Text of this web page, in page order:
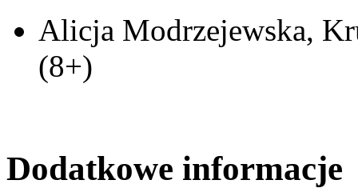
Alicja Modrzejewska,
(8+)
Dodatkowe informacje